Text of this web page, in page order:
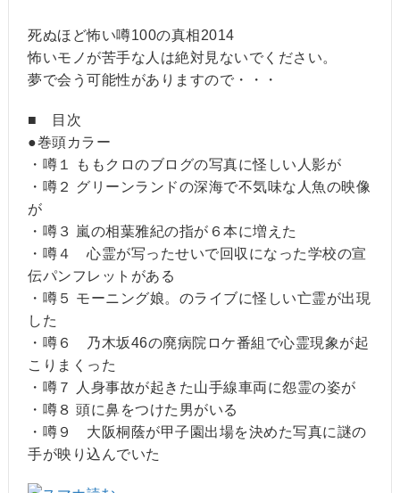
死ぬほど怖い噂100の真相2014
怖いモノが苦手な人は絶対見ないでください。
夢で会う可能性がありますので・・・
■ 目次
●巻頭カラー
・噂１ ももクロのブログの写真に怪しい人影が
・噂２ グリーンランドの深海で不気味な人魚の映像
が
・噂３ 嵐の相葉雅紀の指が６本に増えた
・噂４ 心霊が写ったせいで回収になった学校の宣
伝パンフレットがある
・噂５ モーニング娘。のライブに怪しい亡霊が出現
した
・噂６ 乃木坂46の廃病院ロケ番組で心霊現象が起
こりまくった
・噂７ 人身事故が起きた山手線車両に怨霊の姿が
・噂８ 頭に鼻をつけた男がいる
・噂９ 大阪桐蔭が甲子園出場を決めた写真に謎の
手が映り込んでいた